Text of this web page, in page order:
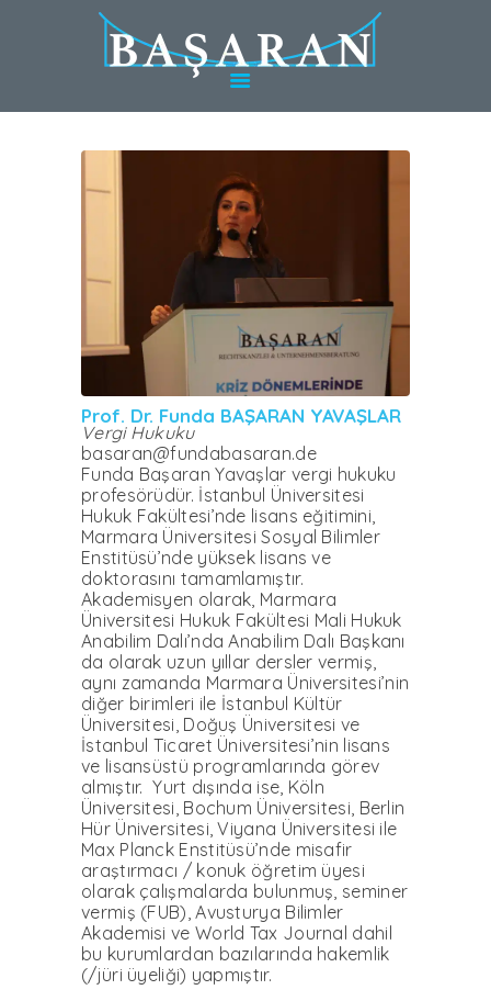
TÜRKIYE’DE
HIZMETLER
HIZMETLER
UZMANLAR
KARIYER
WEBINAR
İLETIŞIM
Prof. Dr. Funda BAŞARAN YAVAŞLAR
Vergi Hukuku
basaran@fundabasaran.de
Funda Başaran Yavaşlar vergi hukuku
profesörüdür. İstanbul Üniversitesi
Hukuk Fakültesi’nde lisans eğitimini,
Marmara Üniversitesi Sosyal Bilimler
Enstitüsü’nde yüksek lisans ve
doktorasını tamamlamıştır.
Akademisyen olarak, Marmara
Üniversitesi Hukuk Fakültesi Mali Hukuk
Anabilim Dalı’nda Anabilim Dalı Başkanı
da olarak uzun yıllar dersler vermiş,
aynı zamanda Marmara Üniversitesi’nin
diğer birimleri ile İstanbul Kültür
Üniversitesi, Doğuş Üniversitesi ve
İstanbul Ticaret Üniversitesi’nin lisans
ve lisansüstü programlarında görev
almıştır. Yurt dışında ise, Köln
Üniversitesi, Bochum Üniversitesi, Berlin
Hür Üniversitesi, Viyana Üniversitesi ile
Max Planck Enstitüsü’nde misafir
araştırmacı / konuk öğretim üyesi
olarak çalışmalarda bulunmuş, seminer
vermiş (FUB), Avusturya Bilimler
Akademisi ve World Tax Journal dahil
bu kurumlardan bazılarında hakemlik
(/jüri üyeliği) yapmıştır.